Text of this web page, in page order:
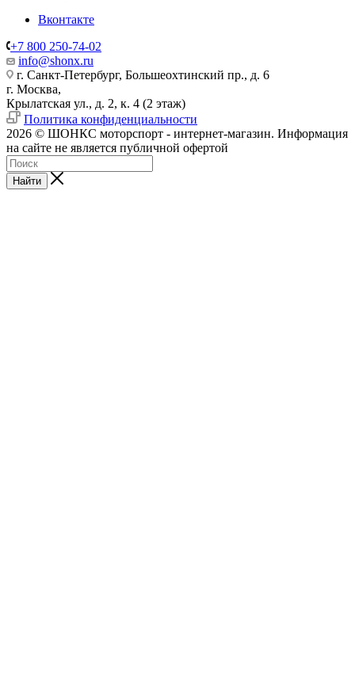
Вконтакте
+7 800 250-74-02
info@shonx.ru
г. Санкт-Петербург, Большеохтинский пр., д. 6
г. Москва,
Крылатская ул., д. 2, к. 4 (2 этаж)
Политика конфиденциальности
2026 © ШОНКС моторспорт - интернет-магазин. Информация
на сайте не является публичной офертой
Найти